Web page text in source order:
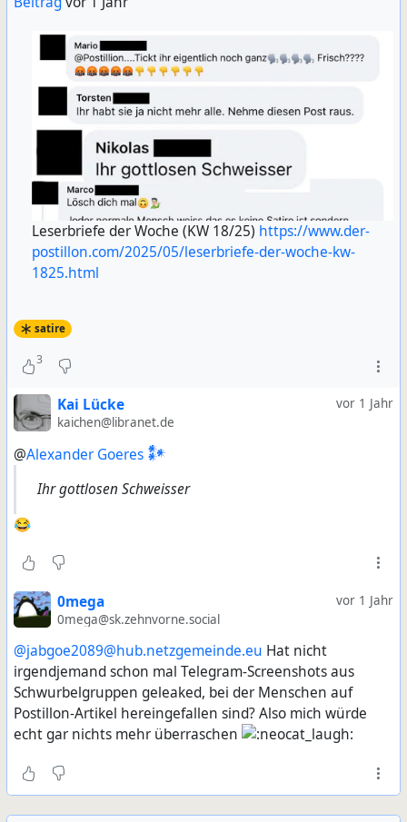
Leserbriefe der Woche (KW 18/25) https://www.der-
postillon.com/2025/05/leserbriefe-der-woche-kw-
1825.html
satire
3
vor 1 Jahr
Kai Lücke
kaichen@libranet.de
@Alexander Goeres 𒀯
Ihr gottlosen Schweisser
😂
vor 1 Jahr
0mega
0mega@sk.zehnvorne.social
@jabgoe2089@hub.netzgemeinde.eu Hat nicht
irgendjemand schon mal Telegram-Screenshots aus
Schwurbelgruppen geleaked, bei der Menschen auf
Postillon-Artikel hereingefallen sind? Also mich würde
echt gar nichts mehr überraschen ​